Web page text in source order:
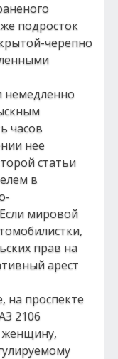
подросток
черепно
немедленно
часов
нее
статьи
в
мировой
прав на
арест
на проспекте
2106